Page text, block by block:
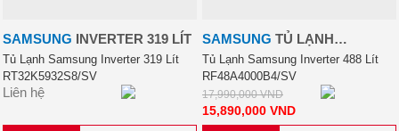
SAMSUNG INVERTER 319 LÍT
Tủ Lạnh Samsung Inverter 319 Lít
RT32K5932S8/SV
Liên hệ
SAMSUNG TỦ LẠNH
SAMSUNG INVERTER 488 LÍT
RF48A4000B4/SV
Tủ Lạnh Samsung Inverter 488 Lít
RF48A4000B4/SV
17,990,000VND
15,890,000 VND